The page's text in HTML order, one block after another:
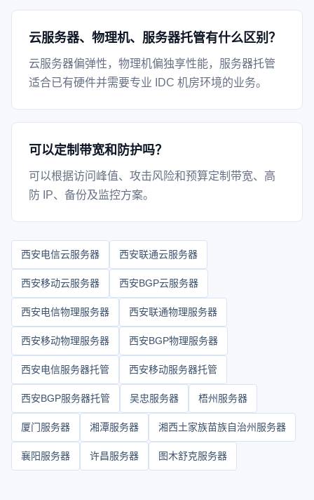
云服务器、物理机、服务器托管有什么区别？
云服务器偏弹性，物理机偏独享性能，服务器托管
适合已有硬件并需要专业 IDC 机房环境的业务。
可以定制带宽和防护吗？
可以根据访问峰值、攻击风险和预算定制带宽、高
防 IP、备份及监控方案。
西安电信云服务器 西安联通云服务器
西安移动云服务器 西安BGP云服务器
西安电信物理服务器 西安联通物理服务器
西安移动物理服务器 西安BGP物理服务器
西安电信服务器托管 西安移动服务器托管
西安BGP服务器托管 吴忠服务器 梧州服务器
厦门服务器 湘潭服务器 湘西土家族苗族自治州服务器
襄阳服务器 许昌服务器 图木舒克服务器